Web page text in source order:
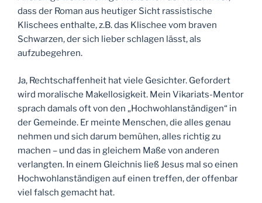
dass der Roman aus heutiger Sicht rassistische
Klischees enthalte, z.B. das Klischee vom braven
Schwarzen, der sich lieber schlagen lässt, als
aufzubegehren.
Ja, Rechtschaffenheit hat viele Gesichter. Gefordert
wird moralische Makellosigkeit. Mein Vikariats-Mentor
sprach damals oft von den „Hochwohlanständigen“ in
der Gemeinde. Er meinte Menschen, die alles genau
nehmen und sich darum bemühen, alles richtig zu
machen – und das in gleichem Maße von anderen
verlangten. In einem Gleichnis ließ Jesus mal so einen
Hochwohlanständigen auf einen treffen, der offenbar
viel falsch gemacht hat.